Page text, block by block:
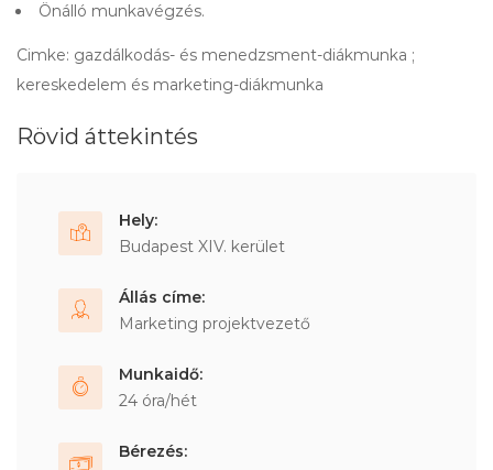
Önálló munkavégzés.
Cimke: gazdálkodás- és menedzsment-diákmunka ;
kereskedelem és marketing-diákmunka
Rövid áttekintés
Hely:
Budapest XIV. kerület
Állás címe:
Marketing projektvezető
Munkaidő:
24 óra/hét
Bérezés: